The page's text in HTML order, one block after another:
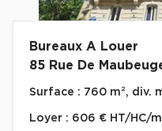
Bureaux A Louer
85 Rue De
Surface : 760 m², div.
Loyer : 606 € HT/HC/